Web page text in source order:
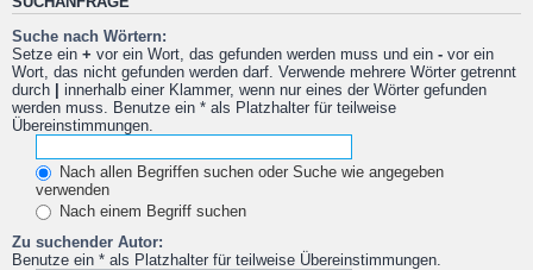
Suche nach Wörtern:
Setze ein + vor ein Wort, das gefunden werden muss und ein - vor ein
Wort, das nicht gefunden werden darf. Verwende mehrere Wörter getrennt
durch | innerhalb einer Klammer, wenn nur eines der Wörter gefunden
werden muss. Benutze ein * als Platzhalter für teilweise
Übereinstimmungen.
Nach allen Begriffen suchen oder Suche wie angegeben
verwenden
Nach einem Begriff suchen
Zu suchender Autor:
Benutze ein * als Platzhalter für teilweise Übereinstimmungen.